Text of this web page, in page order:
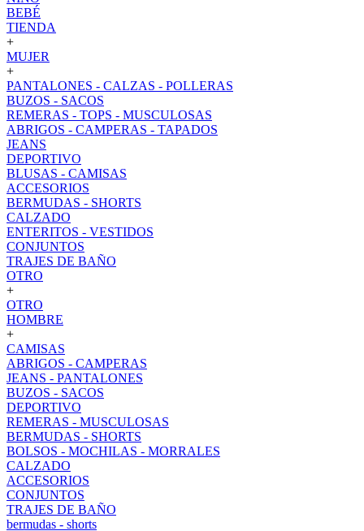
BEBÉ
TIENDA
+
MUJER
+
PANTALONES - CALZAS - POLLERAS
BUZOS - SACOS
REMERAS - TOPS - MUSCULOSAS
ABRIGOS - CAMPERAS - TAPADOS
JEANS
DEPORTIVO
BLUSAS - CAMISAS
ACCESORIOS
BERMUDAS - SHORTS
CALZADO
ENTERITOS - VESTIDOS
CONJUNTOS
TRAJES DE BAÑO
OTRO
+
OTRO
HOMBRE
+
CAMISAS
ABRIGOS - CAMPERAS
JEANS - PANTALONES
BUZOS - SACOS
DEPORTIVO
REMERAS - MUSCULOSAS
BERMUDAS - SHORTS
BOLSOS - MOCHILAS - MORRALES
CALZADO
ACCESORIOS
CONJUNTOS
TRAJES DE BAÑO
bermudas - shorts